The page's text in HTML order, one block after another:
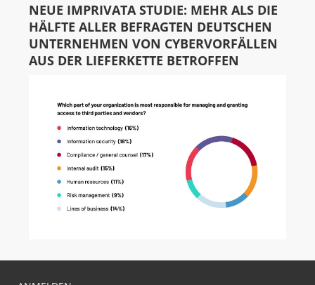
NEUE IMPRIVATA STUDIE: MEHR ALS DIE
HÄLFTE ALLER BEFRAGTEN DEUTSCHEN
UNTERNEHMEN VON CYBERVORFÄLLEN
AUS DER LIEFERKETTE BETROFFEN